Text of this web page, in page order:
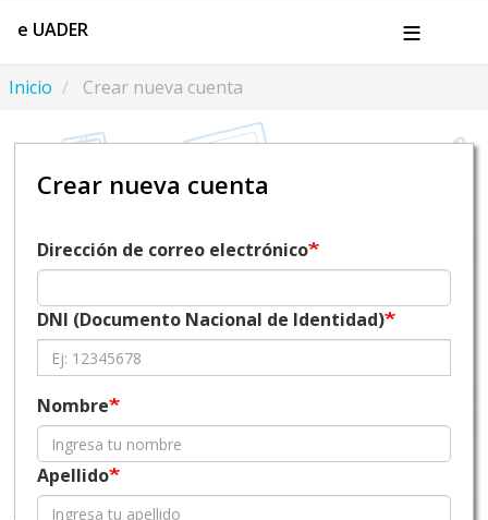
e UADER
Inicio Crear nueva cuenta
Dirección de correo electrónico
DNI (Documento Nacional de Identidad)
Nombre
Apellido